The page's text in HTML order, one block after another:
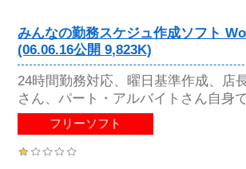
みんなの勤務スケジュ作成ソフト
(06.06.16公開 9,823K)
24時間勤務対応、曜日基準作成、店
さん、パート・アルバイトさん自身
フリーソフト